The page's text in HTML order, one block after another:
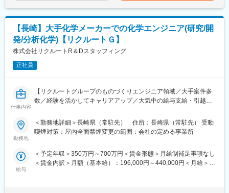
ーカーへ転職するといったキャリアアップも可能です。
変更の範囲：会社の定める業務
ューティング
尚オペレーションは外部へ委託
・薬液供給委託先の管理業務
・設備メンテナンスの実行予算管理
・設備、プロセス、その他関連部門と協力し、薬液供給設備シス
テム運用における品質及び安定性の維持、FMEAによるリスク分
析業務
・構内薬液管理業務に付随する品質ISO、安全衛生管理、環境管理
業務
・構内薬液工事に於ける監理業務一式
■ＮＥＣプラントエンジニアリング株式会社について：
半導体製造工場の施設管理において国内トップクラスの技術を集
ァシリティマネジメントを目指しAI/ICTによる自動化/効率化され
た領域と、AIの育成とそのAIの判断を活用する人の領域の両輪
【長崎】大手化学メーカーでの化学エンジニア(研究/開
発/分析化学)【リクルートＧ】
株式会社リクルートR＆Dスタッフィング
正社員
仕事内容
【リクルートグループのものづくりエンジニア領域／大手案件多
数／経験を活かしてキャリアアップ／大気中の給与支給・引越費
ップが出来る環境をご用意しております】
当いただきます。
九州は数多くのメーカーが研究施設や工場を構える、モノづくり
勤務地
＜勤務地詳細＞長崎県（常駐先） 住所：長崎県（常駐先） 受動
喫煙対策：屋内全面禁煙変更の範囲：会社の定める事業所
給与
＜予定年収＞350万円～700万円＜賃金形態＞月給制補足事項なし
＜賃金内訳＞月額（基本給）：196,000円～440,000円＜月給＞